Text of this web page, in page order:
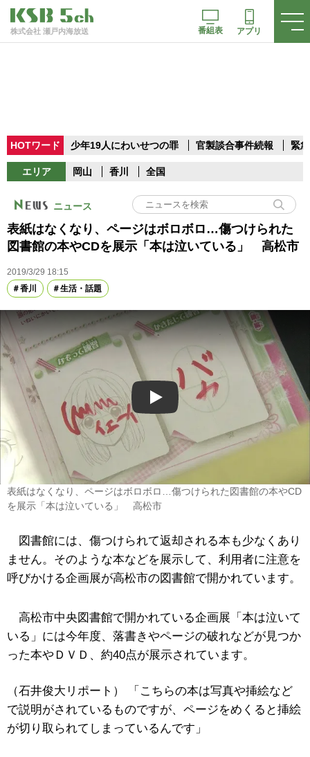
株式会社 瀬戸内海放送 番組表 アプリ
HOTワード 少年19人にわいせつの罪 官製談合事件続報 緊
エリア 岡山 香川 全国
ニュース
表紙はなくなり、ページはボロボロ…傷つけられた
図書館の本やCDを展示「本は泣いている」 高松市
2019/3/29 18:15
香川
生活・話題
Play
表紙はなくなり、ページはボロボロ…傷つけられた図書館の本やCD
を展示「本は泣いている」 高松市
図書館には、傷つけられて返却される本も少なくあり
ません。そのような本などを展示して、利用者に注意を
呼びかける企画展が高松市の図書館で開かれています。
高松市中央図書館で開かれている企画展「本は泣いて
いる」には今年度、落書きやページの破れなどが見つか
った本やＤＶＤ、約40点が展示されています。
（石井俊大リポート） 「こちらの本は写真や挿絵など
で説明がされているものですが、ページをめくると挿絵
が切り取られてしまっているんです」